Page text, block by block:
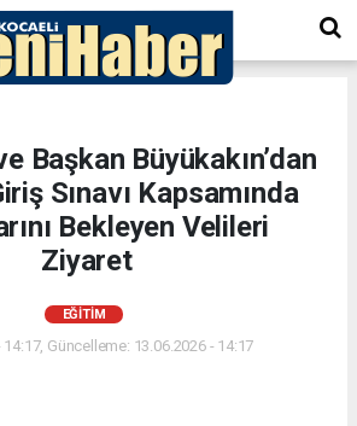
Başkan Büyükakın’dan
Sınavı Kapsamında
Bekleyen Velileri
Ziyaret
EĞİTİM
14:17, Güncelleme: 13.06.2026 - 14:17